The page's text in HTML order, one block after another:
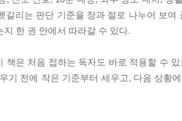
리는 판단 기준을 장과 절로 나누어 보
한 권 안에서 따라갈 수 있다.
책은 처음 접하는 독자도 바로 적용할 수
기 전에 작은 기준부터 세우고, 다음 상황